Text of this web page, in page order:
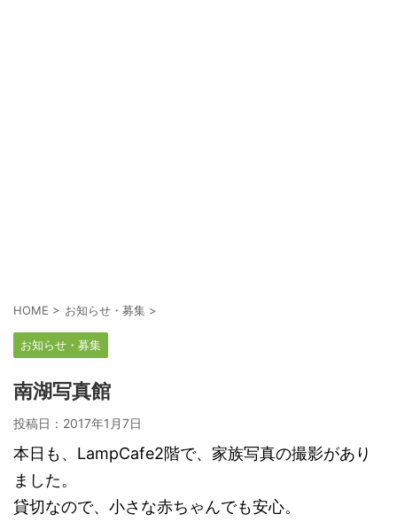
HOME > お知らせ・募集 >
お知らせ・募集
南湖写真館
投稿日： 2017年1月7日
本日も、LampCafe2階で、家族写真の撮影があり
ました。
貸切なので、小さな赤ちゃんでも安心。